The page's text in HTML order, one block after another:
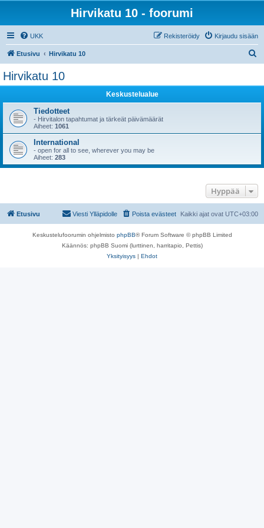
Hirvikatu 10 - foorumi
UKK Kirjaudu sisään
Rekisteröidy
Etusivu Hirvikatu 10
Hirvikatu 10
Keskustelualue
Tiedotteet
- Hirvitalon tapahtumat ja tärkeät päivämäärät
Aiheet: 1061
International
- open for all to see, wherever you may be
Aiheet: 283
Hyppää
Etusivu Kaikki ajat ovat UTC+03:00
Poista evästeet
Viesti Ylläpidolle
Keskustelufoorumin ohjelmisto phpBB® Forum Software © phpBB Limited
Käännös: phpBB Suomi (lurttinen, harritapio, Pettis)
Yksityisyys | Ehdot